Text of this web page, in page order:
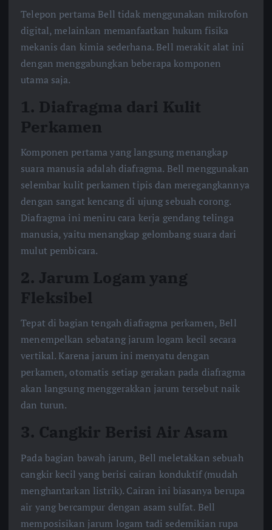
Telepon pertama Bell tidak menggunakan mikrofon
digital, melainkan memanfaatkan hukum fisika
mekanis dan kimia sederhana. Bell merakit alat ini
dengan menggabungkan beberapa komponen
utama saja.
1. Diafragma dari Kulit
Perkamen
Komponen pertama yang langsung menangkap
suara manusia adalah diafragma. Bell menggunakan
selembar kulit perkamen tipis dan meregangkannya
dengan sangat kencang di ujung sebuah corong.
Diafragma ini meniru cara kerja gendang telinga
manusia, yaitu menangkap gelombang suara dari
mulut pembicara.
2. Jarum Logam yang
Fleksibel
Tepat di bagian tengah diafragma perkamen, Bell
menempelkan sebatang jarum logam kecil secara
vertikal. Karena jarum ini menyatu dengan
perkamen, otomatis setiap gerakan pada diafragma
akan langsung menggerakkan jarum tersebut naik
dan turun.
3. Cangkir Berisi Air Asam
Pada bagian bawah jarum, Bell meletakkan sebuah
cangkir kecil yang berisi cairan konduktif (mudah
menghantarkan listrik). Cairan ini biasanya berupa
air yang bercampur dengan asam sulfat. Bell
memposisikan jarum logam tadi sedemikian rupa